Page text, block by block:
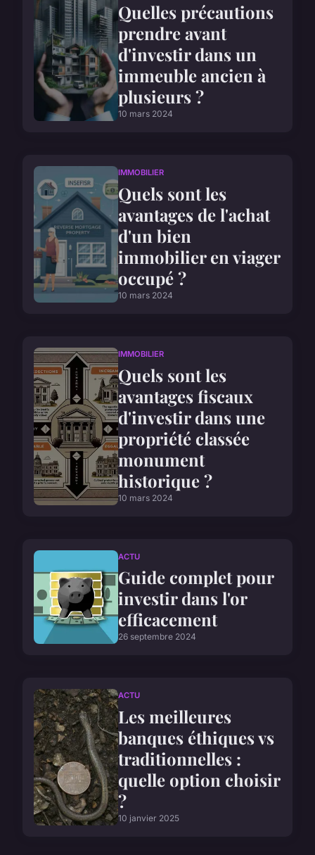
Quelles précautions
prendre avant
d'investir dans un
immeuble ancien à
plusieurs ?
10 mars 2024
IMMOBILIER
Quels sont les
avantages de l'achat
d'un bien
immobilier en viager
occupé ?
10 mars 2024
IMMOBILIER
Quels sont les
avantages fiscaux
d'investir dans une
propriété classée
monument
historique ?
10 mars 2024
ACTU
Guide complet pour
investir dans l'or
efficacement
26 septembre 2024
ACTU
Les meilleures
banques éthiques vs
traditionnelles :
quelle option choisir
?
10 janvier 2025